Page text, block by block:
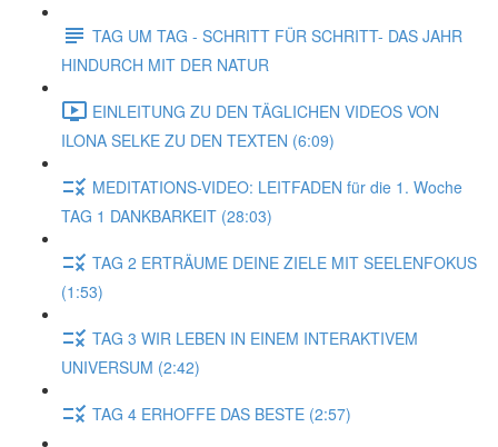
TAG UM TAG - SCHRITT FÜR SCHRITT- DAS JAHR
HINDURCH MIT DER NATUR
EINLEITUNG ZU DEN TÄGLICHEN VIDEOS VON
ILONA SELKE ZU DEN TEXTEN (6:09)
MEDITATIONS-VIDEO: LEITFADEN für die 1. Woche
TAG 1 DANKBARKEIT (28:03)
TAG 2 ERTRÄUME DEINE ZIELE MIT SEELENFOKUS
(1:53)
TAG 3 WIR LEBEN IN EINEM INTERAKTIVEM
UNIVERSUM (2:42)
TAG 4 ERHOFFE DAS BESTE (2:57)